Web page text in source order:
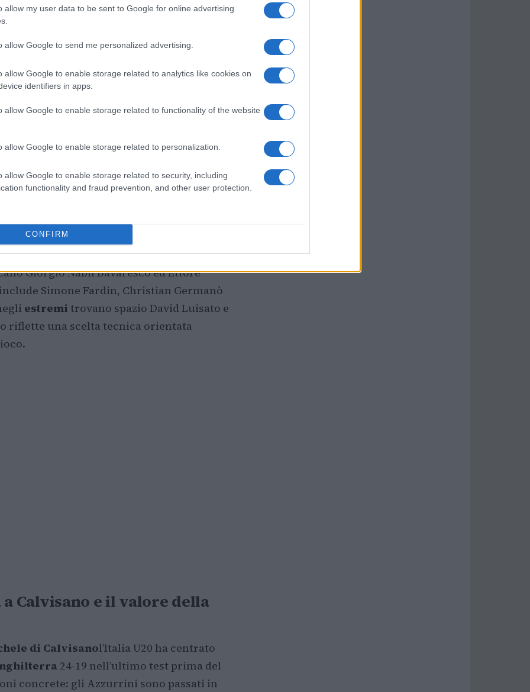
allow my user data to be sent to Google for online advertising
allow Google to send me personalized advertising.
allow Google to enable storage related to analytics like cookies on
identifiers in apps.
allow Google to enable storage related to functionality of the website
allow Google to enable storage related to personalization.
allow Google to enable storage related to security, including
functionality and fraud prevention, and other user protection.
CONFIRM
il mediano di mischiaMattia Andretti
chiave
da club nazionali e internazionali, con
seconde linee, terze linee,
figurano il pilone
Bavarescoe il seconda lineaFabio
ma chiamati per il mondiale. L’ala
Ragusi completano l’elenco dei volti che
che saranno presenti in Georgia.
come Christian Brasini e Emiliano
Giorgio Nabil Bavaresco ed Ettore
include Simone Fardin, Christian Germanò
estremi trovano spazio David Luisato e
riflette una scelta tecnica orientata
Calvisano e il valore della
di Calvisanol’Italia U20 ha centrato
24-19 nell’ultimo test prima del
concrete: gli Azzurrini sono passati in